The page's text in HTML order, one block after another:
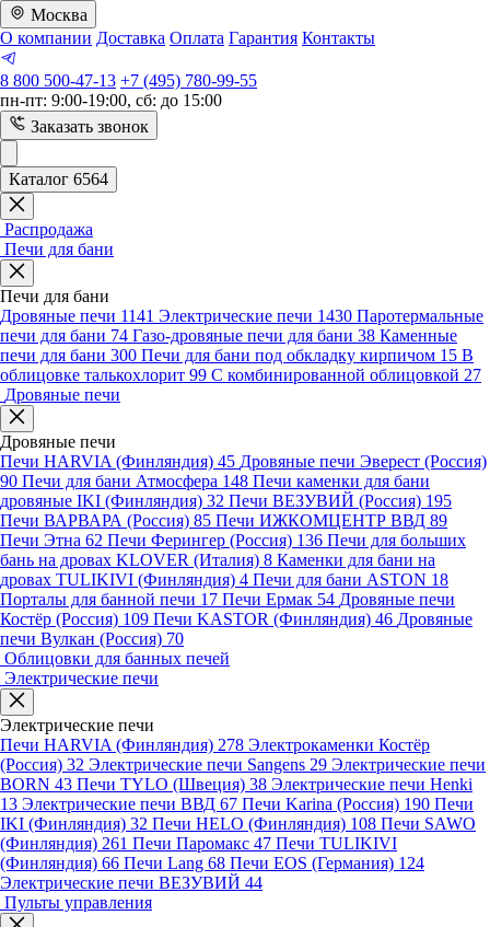
Москва
О компании Доставка Оплата Гарантия Контакты
8 800 500-47-13 +7 (495) 780-99-55
пн-пт: 9:00-19:00, сб: до 15:00
Заказать звонок
Каталог 6564
Распродажа
Печи для бани
Печи для бани
Дровяные печи 1141 Электрические печи 1430 Паротермальные
печи для бани 74 Газо-дровяные печи для бани 38 Каменные
печи для бани 300 Печи для бани под обкладку кирпичом 15 В
облицовке талькохлорит 99 С комбинированной облицовкой 27
Дровяные печи
Дровяные печи
Печи HARVIA (Финляндия) 45 Дровяные печи Эверест (Россия)
90 Печи для бани Атмосфера 148 Печи каменки для бани
дровяные IKI (Финляндия) 32 Печи ВЕЗУВИЙ (Россия) 195
Печи ВАРВАРА (Россия) 85 Печи ИЖКОМЦЕНТР ВВД 89
Печи Этна 62 Печи Ферингер (Россия) 136 Печи для больших
бань на дровах KLOVER (Италия) 8 Каменки для бани на
дровах TULIKIVI (Финляндия) 4 Печи для бани ASTON 18
Порталы для банной печи 17 Печи Ермак 54 Дровяные печи
Костёр (Россия) 109 Печи KASTOR (Финляндия) 46 Дровяные
печи Вулкан (Россия) 70
Облицовки для банных печей
Электрические печи
Электрические печи
Печи HARVIA (Финляндия) 278 Электрокаменки Костёр
(Россия) 32 Электрические печи Sangens 29 Электрические печи
BORN 43 Печи TYLO (Швеция) 38 Электрические печи Henki
13 Электрические печи ВВД 67 Печи Karina (Россия) 190 Печи
IKI (Финляндия) 32 Печи HELO (Финляндия) 108 Печи SAWO
(Финляндия) 261 Печи Паромакс 47 Печи TULIKIVI
(Финляндия) 66 Печи Lang 68 Печи EOS (Германия) 124
Электрические печи ВЕЗУВИЙ 44
Пульты управления